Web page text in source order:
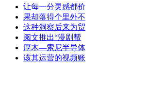
让每一分灵感都价
果却落得个里外不
这种洞察后来为贸
阅文推出“漫剧帮
厚木—索尼半导体
该其运营的视频账